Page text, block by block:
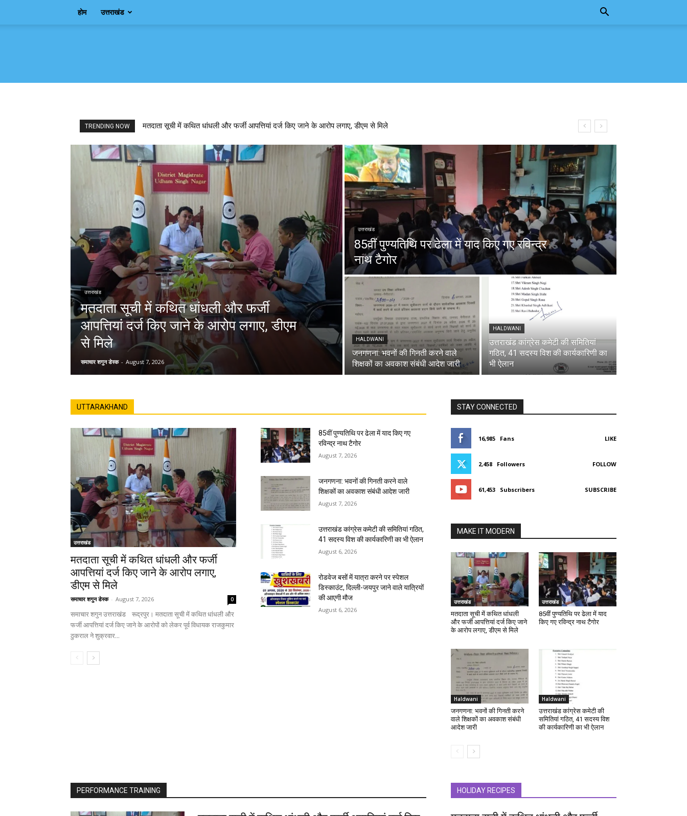
होम उत्तराखंड
TRENDING NOW मतदाता सूची में कथित धांधली और फर्जी आपत्तियां दर्ज किए जाने के आरोप लगाए, डीएम से मिले
उत्तराखंड
मतदाता सूची में कथित धांधली और फर्जी
आपत्तियां दर्ज किए जाने के आरोप लगाए, डीएम
से मिले
समाचार शगुन डेस्क - August 7, 2026
उत्तराखंड
85वीं पुण्यतिथि पर ढेला में याद किए गए रविन्द्र
नाथ टैगोर
HALDWANI
जनगणना: भवनों की गिनती करने वाले
शिक्षकों का अवकाश संबंधी आदेश जारी
HALDWANI
उत्तराखंड कांग्रेस कमेटी की समितियां
गठित, 41 सदस्य विश की कार्यकारिणी का
भी ऐलान
UTTARAKHAND
उत्तराखंड
मतदाता सूची में कथित धांधली और फर्जी
आपत्तियां दर्ज किए जाने के आरोप लगाए,
डीएम से मिले
समाचार शगुन डेस्क - August 7, 2026 0
समाचार शगुन उत्तराखंड रूद्रपुर। मतदाता सूची में कथित धांधली और
फर्जी आपत्तियां दर्ज किए जाने के आरोपों को लेकर पूर्व विधायक राजकुमार
ठुकराल ने शुक्रवार...
85वीं पुण्यतिथि पर ढेला में याद किए गए
रविन्द्र नाथ टैगोर
August 7, 2026
जनगणना: भवनों की गिनती करने वाले
शिक्षकों का अवकाश संबंधी आदेश जारी
August 7, 2026
उत्तराखंड कांग्रेस कमेटी की समितियां गठित,
41 सदस्य विश की कार्यकारिणी का भी ऐलान
August 6, 2026
रोडवेज बसों में यात्रा करने पर स्पेशल
डिस्काउंट, दिल्ली-जयपुर जाने वाले यात्रियों
की आएगी मौज
August 6, 2026
STAY CONNECTED
16,985 Fans LIKE
2,458 Followers FOLLOW
61,453 Subscribers SUBSCRIBE
MAKE IT MODERN
उत्तराखंड
मतदाता सूची में कथित धांधली
और फर्जी आपत्तियां दर्ज किए जाने
के आरोप लगाए, डीएम से मिले
उत्तराखंड
85वीं पुण्यतिथि पर ढेला में याद
किए गए रविन्द्र नाथ टैगोर
Haldwani
जनगणना: भवनों की गिनती करने
वाले शिक्षकों का अवकाश संबंधी
आदेश जारी
Haldwani
उत्तराखंड कांग्रेस कमेटी की
समितियां गठित, 41 सदस्य विश
की कार्यकारिणी का भी ऐलान
PERFORMANCE TRAINING HOLIDAY RECIPES